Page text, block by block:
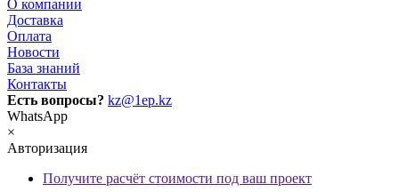
О компании
Доставка
Оплата
Новости
База знаний
Контакты
Есть вопросы? kz@1ep.kz
WhatsApp
×
Авторизация
Получите расчёт стоимости под ваш проект